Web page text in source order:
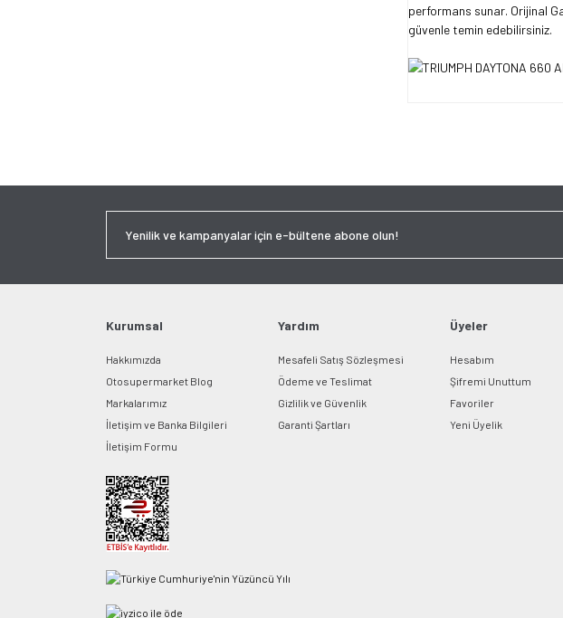
performans sunar. Orijinal
güvenle temin edebilirsiniz.
Kurumsal
Hakkımızda
Otosupermarket Blog
Markalarımız
İletişim ve Banka Bilgileri
İletişim Formu
Yardım
Mesafeli Satış Sözleşmesi
Ödeme ve Teslimat
Gizlilik ve Güvenlik
Garanti Şartları
Üyeler
Hesabım
Şifremi Unuttum
Favoriler
Yeni Üyelik